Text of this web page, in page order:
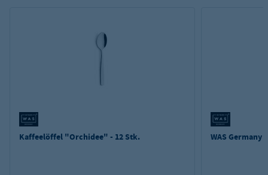
Kaffeelöffel "Orchidee" - 12 Stk. WAS